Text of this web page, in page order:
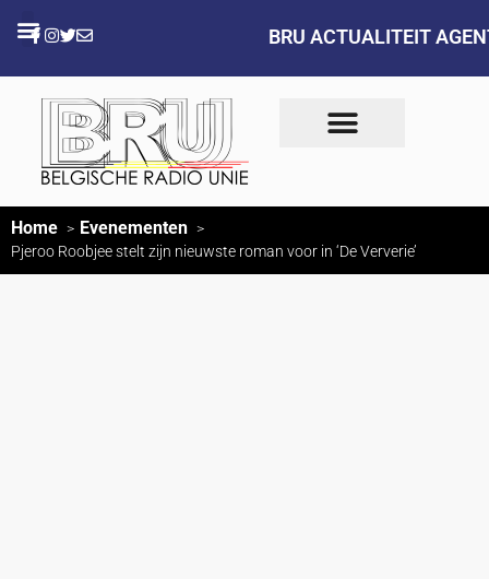
BRU ACTUALITEIT
Home Evenementen
Pjeroo Roobjee stelt zijn nieuwste roman voor in ‘De Ververie’